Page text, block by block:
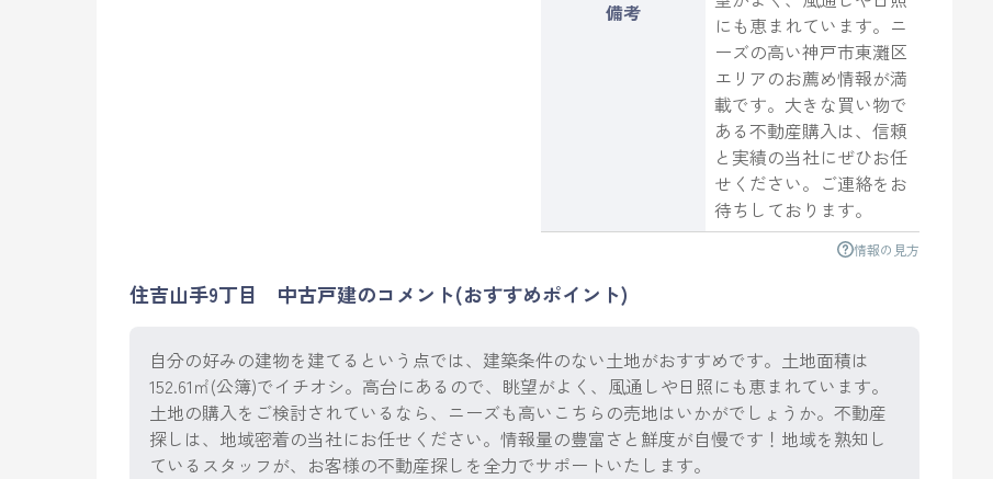
備考
にも恵まれています。ニ
ーズの高い神戸市東灘区
エリアのお薦め情報が満
載です。大きな買い物で
ある不動産購入は、信頼
と実績の当社にぜひお任
せください。ご連絡をお
待ちしております。
情報の見方
住吉山手9丁目 中古戸建のコメント(おすすめポイント)
自分の好みの建物を建てるという点では、建築条件のない土地がおすすめです。土地面積は
152.61㎡(公簿)でイチオシ。高台にあるので、眺望がよく、風通しや日照にも恵まれています。
土地の購入をご検討されているなら、ニーズも高いこちらの売地はいかがでしょうか。不動産
探しは、地域密着の当社にお任せください。情報量の豊富さと鮮度が自慢です！地域を熟知し
ているスタッフが、お客様の不動産探しを全力でサポートいたします。